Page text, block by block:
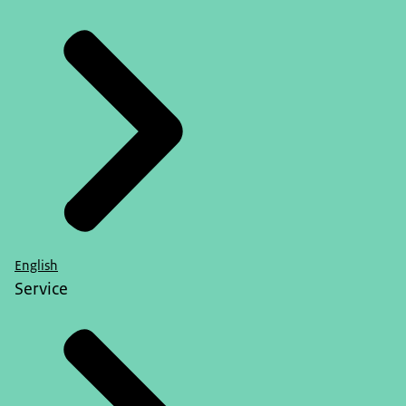
met elkaar omgaan ook in belangrijke mate onder
invloed staat van de computer en andere IT
systemen. Ook de manier waarop we ons werk
doen. En als laatste thema waar we zometeen
verder op door gaan spreken. Maatschappelijke
weerbaarheid.
Anic van Damme
Ja belangrijke thema's. Dus breed gedragen ook
kabinet in de steigers staan. Je praat veel met
boodschap zou jij een nieuw kabinet vooral willen
meegeven als je kijkt naar die thema's van de
komende jaren?
English
Service